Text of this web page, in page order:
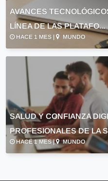
AVANCES
LÍNEA DE LAS PLATAFO...
HACE 1 MES | MUNDO
SALUD Y CONFIANZA
PROFESIONALES DE LA
HACE 1 MES | MUNDO